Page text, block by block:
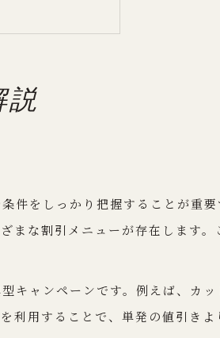
条件
解説
術
方法
説
件をしっかり把握することが重
まな割引メニューが存在します
キャンペーンです。例えば、カ
利用することで、単発の値引き